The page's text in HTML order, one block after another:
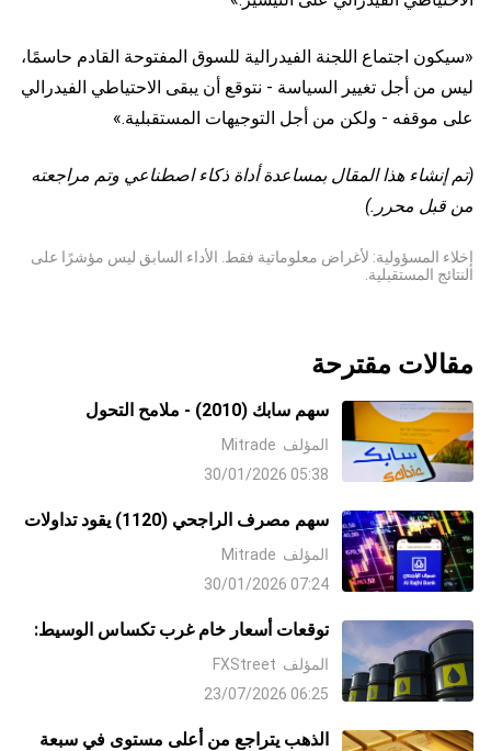
«سيكون اجتماع اللجنة الفيدرالية للسوق المفتوحة القادم حاسمًا،
ليس من أجل تغيير السياسة - نتوقع أن يبقى الاحتياطي الفيدرالي
على موقفه - ولكن من أجل التوجيهات المستقبلية.»
(تم إنشاء هذا المقال بمساعدة أداة ذكاء اصطناعي وتم مراجعته
من قبل محرر.)
إخلاء المسؤولية: لأغراض معلوماتية فقط. الأداء السابق ليس مؤشرًا على
النتائج المستقبلية.
مقالات مقترحة
سهم سابك (2010) - ملامح التحول
لإعادة هيكلة النمو
المؤلف Mitrade
05:38 30/01/2026
سهم مصرف الراجحي (1120) يقود تداولات
"تاسي" وسط توقعات خفض الفائدة في
2026
المؤلف Mitrade
07:24 30/01/2026
توقعات أسعار خام غرب تكساس الوسيط:
87.50 دولار، بينما لا يزال التحيز الهبوطي
SMA
المؤلف FXStreet
06:25 23/07/2026
الذهب يتراجع من أعلى مستوى في سبعة